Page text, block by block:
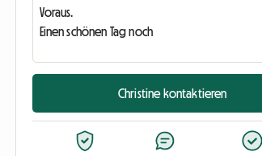
Christine kontaktieren